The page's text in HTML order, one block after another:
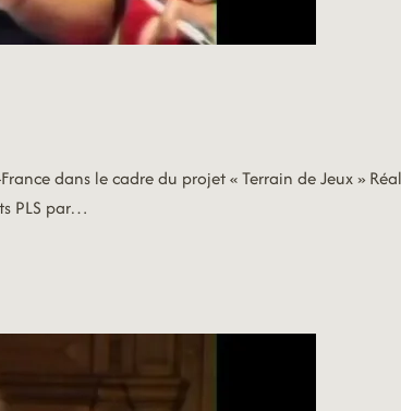
dans le cadre du projet « Terrain de Jeux »
PLS par…